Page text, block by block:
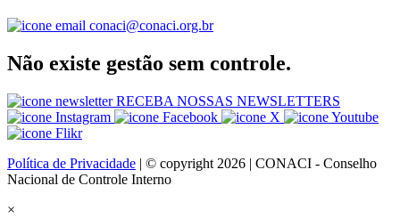
conaci@conaci.org.br
Não existe gestão sem controle.
RECEBA NOSSAS NEWSLETTERS
Política de Privacidade | © copyright 2026 | CONACI - Conselho
Nacional de Controle Interno
×